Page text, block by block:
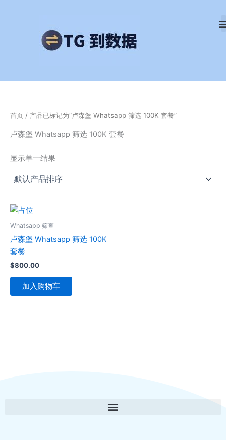
首页 / 产品已标记为“卢森堡 Whatsapp 筛选 100K 套餐”
卢森堡 Whatsapp 筛选 100K 套餐
显示单一结果
Whatsapp 筛查
卢森堡 Whatsapp 筛选 100K
套餐
$800.00
加入购物车